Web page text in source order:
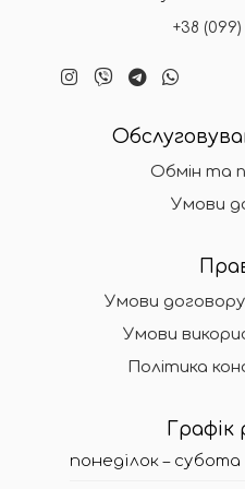
+38 (099)
Обмін та
Умови
Умови договору
Умови
Політика
Графік
понеділок – субота